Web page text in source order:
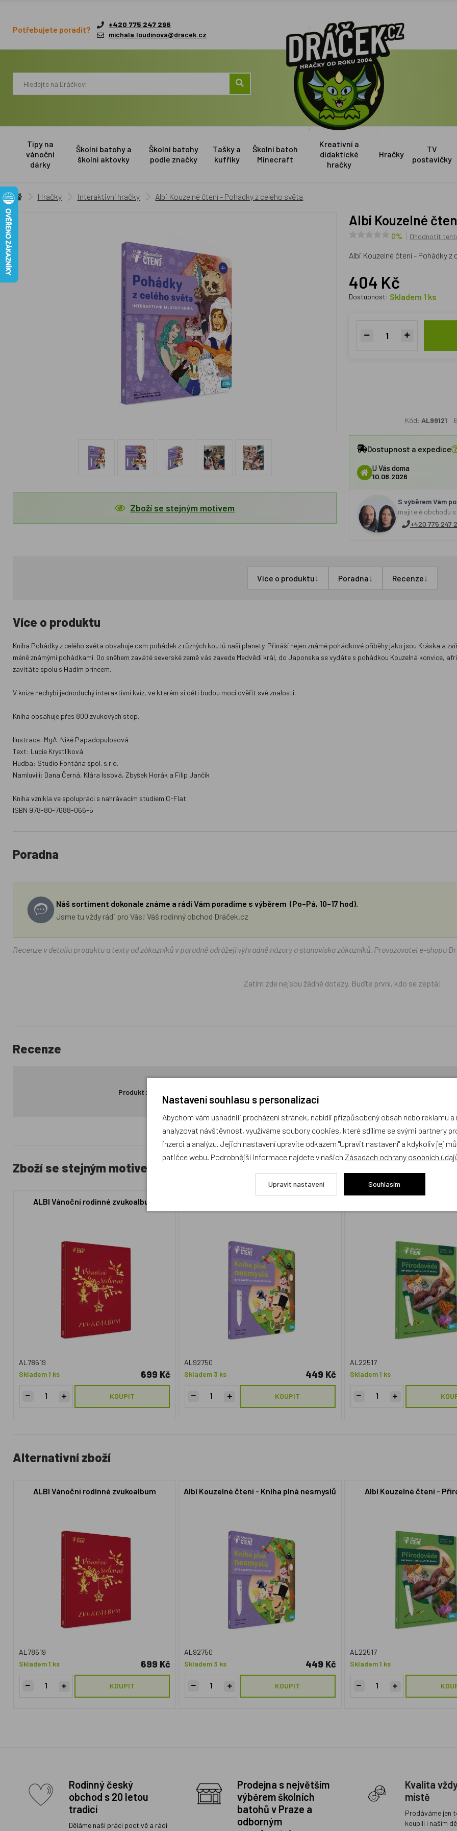
Potřebujete poradit?
+420 775 247 296
michala.loudinova@dracek.cz
Tipy na
vánoční
dárky
Školní batohy a
školní aktovky
Školní batohy
podle značky
Tašky a
kufříky
Školní batoh
Minecraft
Kreativní a
didaktické
hračky
Hračky
TV
postavičky
Hračky Interaktivní hračky Albi Kouzelné čtení - Pohádky z celého světa
Zboží se stejným motivem
Albi Kouzelné
0% Ohodnotit
Albi Kouzelné čtení - Pohádky z
404 Kč
Dostupnost: Skladem 1 ks
Kód: AL99121
Dostupnost a expedice
U Vás doma
10.08.2026
S výběrem Vám
majitelé obchodu
+420 775 247
Více o produktu↓ Poradna↓ Recenze↓
Více o produktu
Kniha Pohádky z celého světa obsahuje osm pohádek z různých koutů naší planety. Přináší nejen známé pohádkové příběhy jako jsou Kráska a
méně známými pohádkami. Do sněhem zaváté severské země vás zavede Medvědí král, do Japonska se vydáte s pohádkou Kouzelná konvice,
zavítáte spolu s Hadím princem.
V knize nechybí jednoduchý interaktivní kvíz, ve kterém si děti budou moci ověřit své znalosti.
Kniha obsahuje přes 800 zvukových stop.
Ilustrace: MgA. Niké Papadopulosová
Text: Lucie Krystlíková
Hudba: Studio Fontána spol. s.r.o.
Namluvili: Dana Černá, Klára Issová, Zbyšek Horák a Filip Jančík
Kniha vznikla ve spolupráci s nahrávacím studiem C-Flat.
ISBN 978-80-7688-066-5
Poradna
Náš sortiment dokonale známe a rádi Vám poradíme s výběrem (Po–Pá, 10–17 hod).
Jsme tu vždy rádi pro Vás! Váš rodinný obchod Dráček.cz
Recenze v detailu produktu a texty od zákazníků v poradně odrážejí výhradně názory a stanoviska zákazníků. Provozovatel e-shopu
Zatím zde nejsou žádné dotazy. Buďte první, kdo se zeptá!
Recenze
Produkt zatím nemá žádné hodnocení,
Zboží se stejným motivem
ALBI Vánoční rodinné zvukoalbum
AL78619
Skladem 1 ks
699 Kč
KOUPIT
AL92750
Skladem 3 ks
449 Kč
KOUPIT
AL22517
Skladem 1 ks
Alternativní zboží
ALBI Vánoční rodinné zvukoalbum
AL78619
Skladem 1 ks
699 Kč
KOUPIT
Albi Kouzelné čtení - Kniha plná nesmyslů
AL92750
Skladem 3 ks
449 Kč
KOUPIT
Albi Kouzelné čtení -
AL22517
Skladem 1 ks
Rodinný český
obchod s 20 letou
tradicí
Děláme naši práci poctivě a rádi
Prodejna s největším
výběrem školních
batohů v Praze a
odborným
Kvalita
místě
Prodáváme jen
koupili i našim
Nastavení souhlasu s personalizací
Abychom vám usnadnili procházení stránek, nabídli přizpůsobený obsah nebo reklamu
analyzovat návštěvnost, využíváme soubory cookies, které sdílíme se svými partnery
inzerci a analýzu. Jejich nastavení upravíte odkazem "Upravit nastavení" a kdykoliv jej
patičce webu. Podrobnější informace najdete v našich Zásadách ochrany osobních
Upravit nastavení Souhlasím